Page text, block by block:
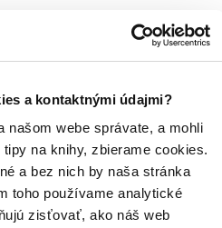
a kontaktnými údajmi?
našom webe správate, a mohli
na knihy, zbierame cookies.
a bez nich by naša stránka
toho používame analytické
zisťovať, ako náš web
672
47
5
encyklopédie 5
titulov) obrazová publikácia5
5